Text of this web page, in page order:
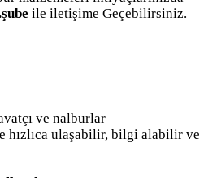
ile iletişime Geçebilirsiniz.
ve nalburlar
hızlıca ulaşabilir, bilgi alabilir ve